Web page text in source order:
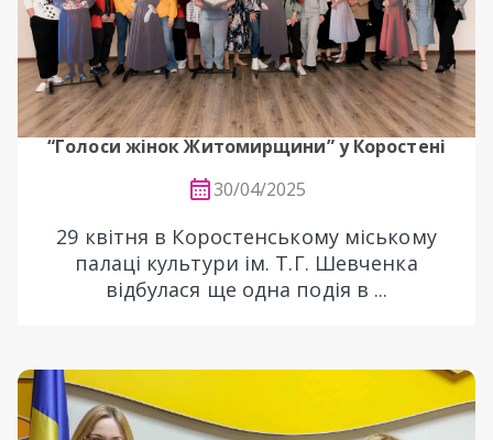
“Голоси жінок Житомирщини” у Коростені
30/04/2025
29 квітня в Коростенському міському
палаці культури ім. Т.Г. Шевченка
відбулася ще одна подія в ...